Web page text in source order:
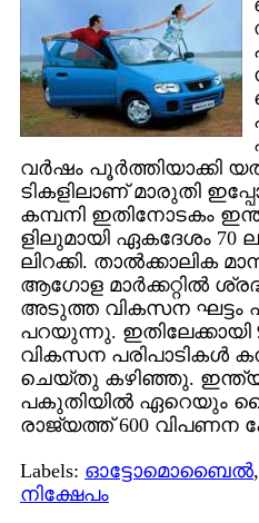
വര്‍ഷം പൂര്‍ത്തിയാക്കി
ടികളിലാണ് മാരുതി
കമ്പനി ഇതിനോടകം
ളിലുമായി ഏകദേശം 70
ലിറക്കി. താല്‍ക്കാലിക
ആഗോള മാര്‍ക്കറ്റില്‍
അടുത്ത വികസന ഘട്ടം
പറയുന്നു. ഇതിലേക്കായി
വികസന പരിപാടികള്‍
ചെയ്തു കഴിഞ്ഞു.
പകുതിയില്‍ ഏറെയും
രാജ്യത്ത് 600 വിപണന
Labels: ഓട്ടോമൊബൈല്‍,
നിക്ഷേപം